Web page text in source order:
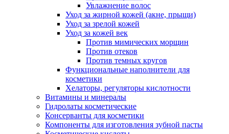
Увлажнение волос
Уход за жирной кожей (акне, прыщи)
Уход за зрелой кожей
Уход за кожей век
Против мимических морщин
Против отеков
Против темных кругов
Функциональные наполнители для
косметики
Хелаторы, регуляторы кислотности
Витамины и минералы
Гидролаты косметические
Консерванты для косметики
Компоненты для изготовления зубной пасты